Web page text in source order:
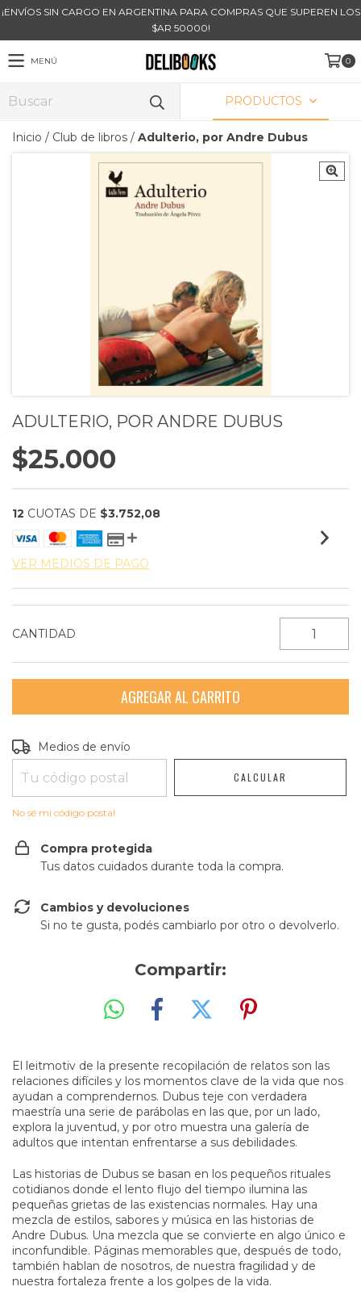
¡ENVÍOS SIN CARGO EN ARGENTINA PARA COMPRAS QUE SUPEREN LOS
$AR 50000!
MENÚ 0
PRODUCTOS
Inicio / Club de libros / Adulterio, por Andre Dubus
ADULTERIO, POR ANDRE DUBUS
$25.000
12 CUOTAS DE $3.752,08
VER MEDIOS DE PAGO
CANTIDAD
Entregas para el CP:
Medios de envío
CALCULAR
No sé mi código postal
Compra protegida
Tus datos cuidados durante toda la compra.
Cambios y devoluciones
Si no te gusta, podés cambiarlo por otro o devolverlo.
Compartir:
El leitmotiv de la presente recopilación de relatos son las
relaciones difíciles y los momentos clave de la vida que nos
ayudan a comprendernos. Dubus teje con verdadera
maestría una serie de parábolas en las que, por un lado,
explora la juventud, y por otro muestra una galería de
adultos que intentan enfrentarse a sus debilidades.
Las historias de Dubus se basan en los pequeños rituales
cotidianos donde el lento flujo del tiempo ilumina las
pequeñas grietas de las existencias normales. Hay una
mezcla de estilos, sabores y música en las historias de
Andre Dubus. Una mezcla que se convierte en algo único e
inconfundible. Páginas memorables que, después de todo,
también hablan de nosotros, de nuestra fragilidad y de
nuestra fortaleza frente a los golpes de la vida.